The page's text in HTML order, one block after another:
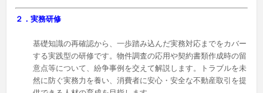
２．実務研修
基礎知識の再確認から、一歩踏み込んだ実務対応までをカバー
する実践型の研修です。物件調査の応用や契約書類作成時の留
意点等について、紛争事例を交えて解説します。トラブルを未
然に防ぐ実務力を養い、消費者に安心・安全な不動産取引を提